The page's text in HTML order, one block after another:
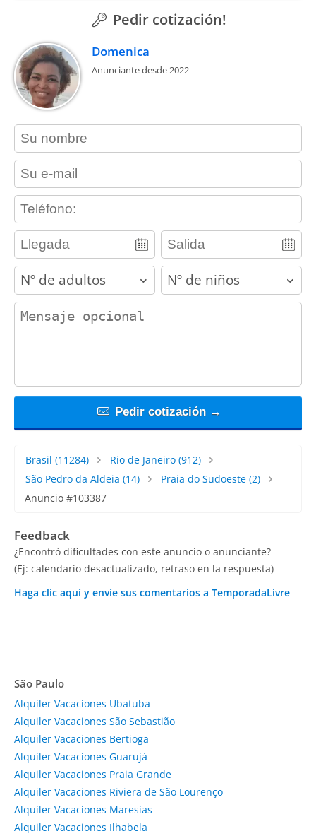
Pedir cotización!
Domenica
Anunciante desde 2022
contact_name
contact_email
contact_phone
adults children
contact_message
Pedir cotización →
Brasil (11284) Rio de Janeiro(912)
São Pedro da Aldeia (14) Praia do Sudoeste(2)
Anuncio #103387
Feedback
¿Encontró dificultades con este anuncio o anunciante?
(Ej: calendario desactualizado, retraso en la respuesta)
Haga clic aquí y envíe sus comentarios a TemporadaLivre
São Paulo
Alquiler Vacaciones Ubatuba
Alquiler Vacaciones São Sebastião
Alquiler Vacaciones Bertioga
Alquiler Vacaciones Guarujá
Alquiler Vacaciones Praia Grande
Alquiler Vacaciones Riviera de São Lourenço
Alquiler Vacaciones Maresias
Alquiler Vacaciones Ilhabela